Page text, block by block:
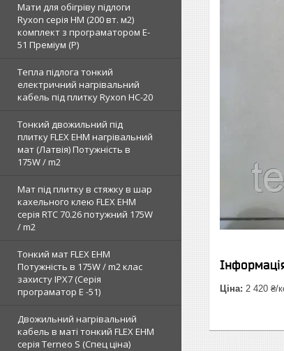
Мати для обігріву підлоги
Ryxon серія НМ (200 вт. м2)
комплект з програматором E-
51 Преміум (Р)
Тепла підлога тонкий
електричний нагрівальний
кабель під плитку Ryxon HC-20
Тонкий двожильний під
плитку FLEX EHM нагрівальний
мат (Латвія) Потужність в
175W / m2
Мат під плитку в стяжку в шар
кахельного клею FLEX EHM
серія RTC 70.26 потужний 175W
/ m2
Тонкий мат FLEX EHM
Потужність в 175W / m2 клас
захисту IPX7 (Серія
програматор Е -51)
Двожильний нагрівальний
кабель в маті тонкий FLEX EHM
серія Terneo S (Спец ціна)
Ціна: 2 420 ₴/